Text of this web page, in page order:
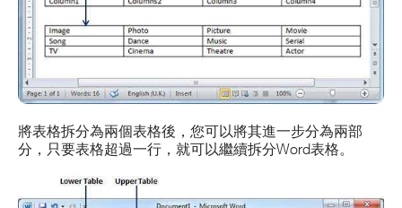
將表格拆分為兩個表格後，您可以將其進一步分為兩部
分，只要表格超過一行，就可以繼續拆分Word表格。